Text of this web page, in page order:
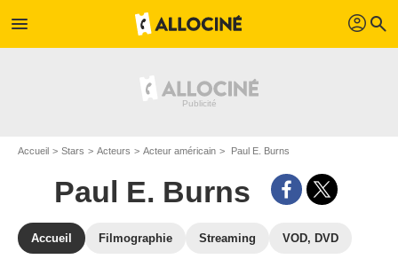
menu profil search
Accueil Stars Acteurs Acteur américain Paul E. Burns
Paul E. Burns
Accueil Filmographie Streaming VOD, DVD